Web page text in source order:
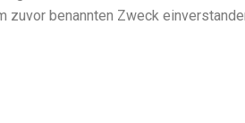
zuvor benannten Zweck